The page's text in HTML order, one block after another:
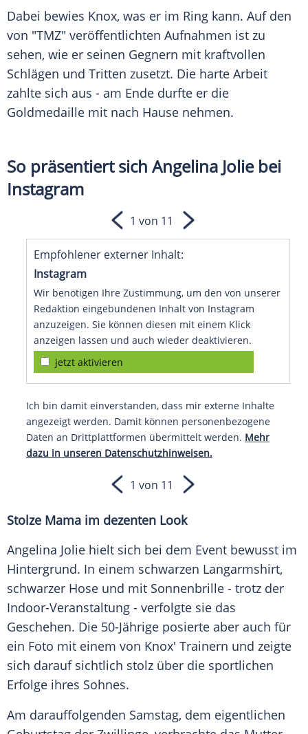
Dabei bewies Knox, was er im Ring kann. Auf den
von "TMZ" veröffentlichten Aufnahmen ist zu
sehen, wie er seinen Gegnern mit kraftvollen
Schlägen und Tritten zusetzt. Die harte Arbeit
zahlte sich aus - am Ende durfte er die
Goldmedaille mit nach Hause nehmen.
So präsentiert sich Angelina Jolie bei
Instagram
Empfohlener externer Inhalt:
Instagram
Wir benötigen Ihre Zustimmung, um den von unserer
Redaktion eingebundenen Inhalt von Instagram
anzuzeigen. Sie können diesen mit einem Klick
anzeigen lassen und auch wieder deaktivieren.
jetzt aktivieren
Ich bin damit einverstanden, dass mir externe Inhalte
angezeigt werden. Damit können personenbezogene
Daten an Drittplattformen übermittelt werden. Mehr
dazu in unseren Datenschutzhinweisen.
1 von 11
1 von 11
Stolze Mama im dezenten Look
Angelina Jolie hielt sich bei dem Event bewusst im
Hintergrund. In einem schwarzen Langarmshirt,
schwarzer Hose und mit Sonnenbrille - trotz der
Indoor-Veranstaltung - verfolgte sie das
Geschehen. Die 50-Jährige posierte aber auch für
ein Foto mit einem von Knox' Trainern und zeigte
sich darauf sichtlich stolz über die sportlichen
Erfolge ihres Sohnes.
Am darauffolgenden Samstag, dem eigentlichen